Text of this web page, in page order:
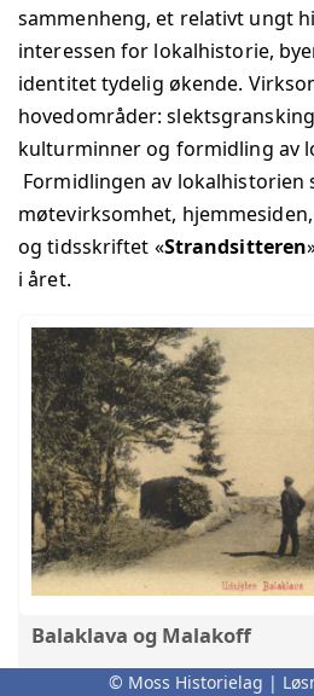
sammenheng, et relativt ungt
interessen for lokalhistorie,
identitet tydelig økende.
hovedområder:
kulturminner og formidling av
Formidlingen av lokalhistorien
møtevirksomhet,
og tidsskriftet «Strandsitteren
i året.
Balaklava og Malakoff
Om navnene Balaklava og
© Moss Historielag |